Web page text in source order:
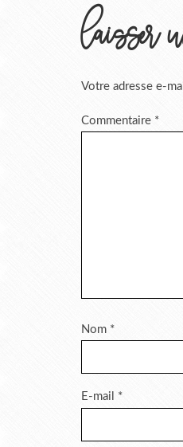
laisser
Votre adresse e-
Commentaire *
Nom *
E-mail *